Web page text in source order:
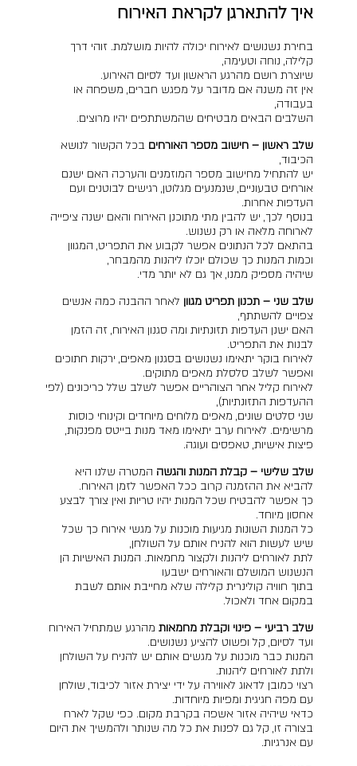
איך להתארגן לקראת האירוח
בחירת נשנושים לאירוח יכולה להיות מושלמת. זוהי דרך
קלילה, נוחה וטעימה,
שיוצרת רושם מהרגע הראשון ועד לסיום האירוע.
אין זה משנה אם מדובר על מפגש חברים, משפחה או
בעבודה,
השלבים הבאים מבטיחים שהמשתתפים יהיו מרוצים.
שלב ראשון – חישוב מספר האורחים בכל הקשור לנושא
הכיבוד,
יש להתחיל מחישוב מספר המוזמנים והערכה האם ישנם
אורחים טבעוניים, שנמנעים מגלוטן, רגישים לבוטנים ועם
העדפות אחרות.
בנוסף לכך, יש להבין מתי מתוכנן האירוח והאם ישנה ציפייה
לארוחה מלאה או רק נשנוש.
בהתאם לכל הנתונים אפשר לקבוע את התפריט, המגוון
וכמות המנות כך שכולם יוכלו ליהנות מהמבחר,
שיהיה מספיק ממנו, אך גם לא יותר מדי.
שלב שני – תכנון תפריט מגוון לאחר ההבנה כמה אנשים
צפויים להשתתף,
האם ישנן העדפות תזונתיות ומה סגנון האירוח, זה הזמן
לבנות את התפריט.
לאירוח בוקר יתאימו נשנושים בסגנון מאפים, ירקות חתוכים
ואפשר לשלב סלסלת מאפים מתוקים.
לאירוח קליל אחר הצוהריים אפשר לשלב שלל כריכונים (לפי
ההעדפות התזונתיות),
שני סלטים שונים, מאפים מלוחים מיוחדים וקינוחי כוסות
מרשימים. לאירוח ערב יתאימו מאד מנות בייטס מפנקות,
פיצות אישיות, טאפסים ועוגה.
שלב שלישי – קבלת המנות והגשה המטרה שלנו היא
להביא את ההזמנה קרוב ככל האפשר לזמן האירוח.
כך אפשר להבטיח שכל המנות יהיו טריות ואין צורך לבצע
אחסון מיוחד.
כל המנות השונות מגיעות מוכנות על מגשי אירוח כך שכל
שיש לעשות הוא להניח אותם על השולחן,
לתת לאורחים ליהנות ולקצור מחמאות. המנות האישיות הן
הנשנוש המושלם והאורחים ישבעו
בתוך חוויה קולינרית קלילה שלא מחייבת אותם לשבת
במקום אחד ולאכול.
שלב רביעי – פינוי וקבלת מחמאות מהרגע שמתחיל האירוח
ועד לסיום, קל ופשוט להציע נשנושים.
המנות כבר מוכנות על מגשים אותם יש להניח על השולחן
ולתת לאורחים ליהנות.
רצוי כמובן לדאוג לאווירה על ידי יצירת אזור לכיבוד, שולחן
עם מפה חגיגית ומפיות מיוחדות.
כדאי שיהיה אזור אשפה בקרבת מקום. כפי שקל לארח
בצורה זו, קל גם לפנות את כל מה שנותר ולהמשיך את היום
עם אנרגיות.